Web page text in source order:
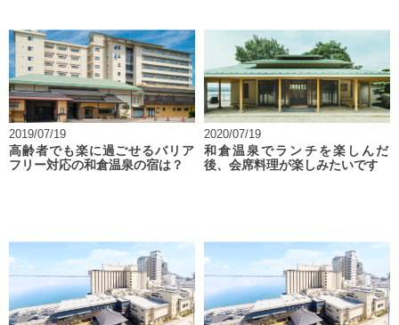
2019/07/19
高齢者でも楽に過ごせるバリア
フリー対応の和倉温泉の宿は？
2020/07/19
和倉温泉でランチを楽しんだ
後、会席料理が楽しみたいです